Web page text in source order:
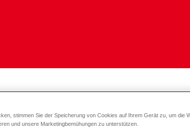
TopTronic E
stimmen Sie der Speicherung von Cookies auf Ihrem Gerät zu, um die
und unsere Marketingbemühungen zu unterstützen.